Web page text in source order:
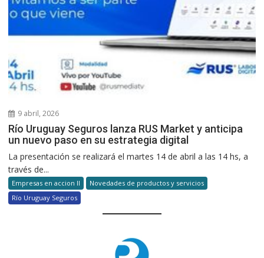
9 abril, 2026
Río Uruguay Seguros lanza RUS Market y anticipa
un nuevo paso en su estrategia digital
La presentación se realizará el martes 14 de abril a las 14 hs, a
través de...
Empresas en accion II
Novedades de productos y servicios
Río Uruguay Seguros